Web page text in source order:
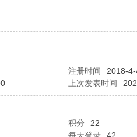
注册时间
2018-
上次发表时间
积分
22